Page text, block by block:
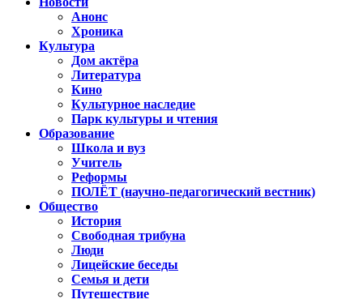
Анонс
Хроника
Культура
Дом актёра
Литература
Кино
Культурное наследие
Парк культуры и чтения
Образование
Школа и вуз
Учитель
Реформы
ПОЛЁТ (научно-педагогический вестник)
Общество
История
Свободная трибуна
Люди
Лицейские беседы
Семья и дети
Путешествие